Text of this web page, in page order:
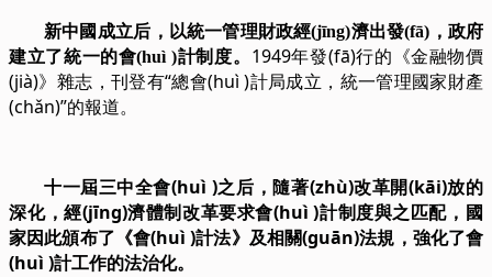
新中國成立后，以統一管理財政經(jīng)濟出發(fā)，政府
建立了統一的會(huì )計制度。 1949年發(fā)行的《金融物價
(jià)》雜志，刊登有“總會(huì )計局成立，統一管理國家財產
(chǎn)”的報道。
十一屆三中全會(huì )之后，隨著(zhù)改革開(kāi)放的
深化，經(jīng)濟體制改革要求會(huì )計制度與之匹配，國
家因此頒布了《會(huì )計法》及相關(guān)法規，強化了會
(huì )計工作的法治化。